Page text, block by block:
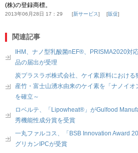
(株)の登録商標。
2013年06月28日 17：29 新サービス 販促
関連記事
IHM、ナノ型乳酸菌nEF®、PRISMA2020対
品の届出が受理
炭プラスラボ株式会社、ケイ素原料における
産竹・富士山湧水由来のケイ素を「ナノイ
を確立～
ロベルテ、「Lipowheat®」がGulfood
秀機能性成分賞を受賞
一丸ファルコス、「BSB Innovation Award
グリカンIPCが受賞